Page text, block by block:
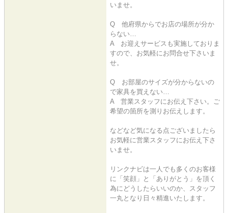
いませ。
Q 他府県からでお店の場所が分か
らない…
A お迎えサービスも実施しておりま
すので、お気軽にお問合せ下さいま
せ。
Q お部屋のサイズが分からないの
で家具を買えない…
A 営業スタッフにお伝え下さい。ご
希望の箇所を測りお伝えします。
などなど気になる点ございましたら
お気軽に営業スタッフにお伝え下さ
いませ。
リンクナビは一人でも多くのお客様
に「笑顔」と「ありがとう」を頂く
為にどうしたらいいのか、スタッフ
一丸となり日々精進いたします。